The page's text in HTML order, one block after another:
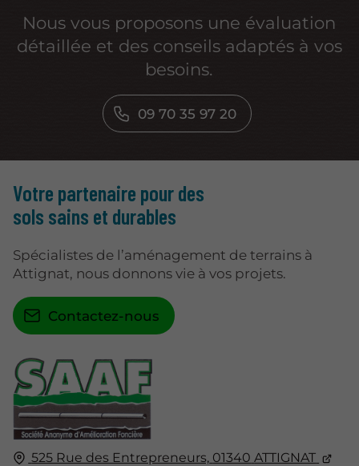
Nous vous proposons une évaluation
détaillée et des conseils adaptés à vos
besoins.
09 70 35 97 20
525 Rue des Entrepreneurs, 01340 ATTIGNAT
Votre partenaire pour des
sols sains et durables
Spécialistes de l’aménagement de terrains à
Attignat, nous donnons vie à vos projets.
Contactez-nous